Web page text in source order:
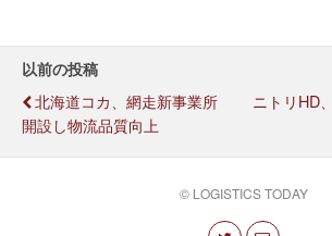
以前の投稿
北海道コカ、網走新事業所
開設し物流品質向上
ニトリHD
© LOGISTICS TODAY